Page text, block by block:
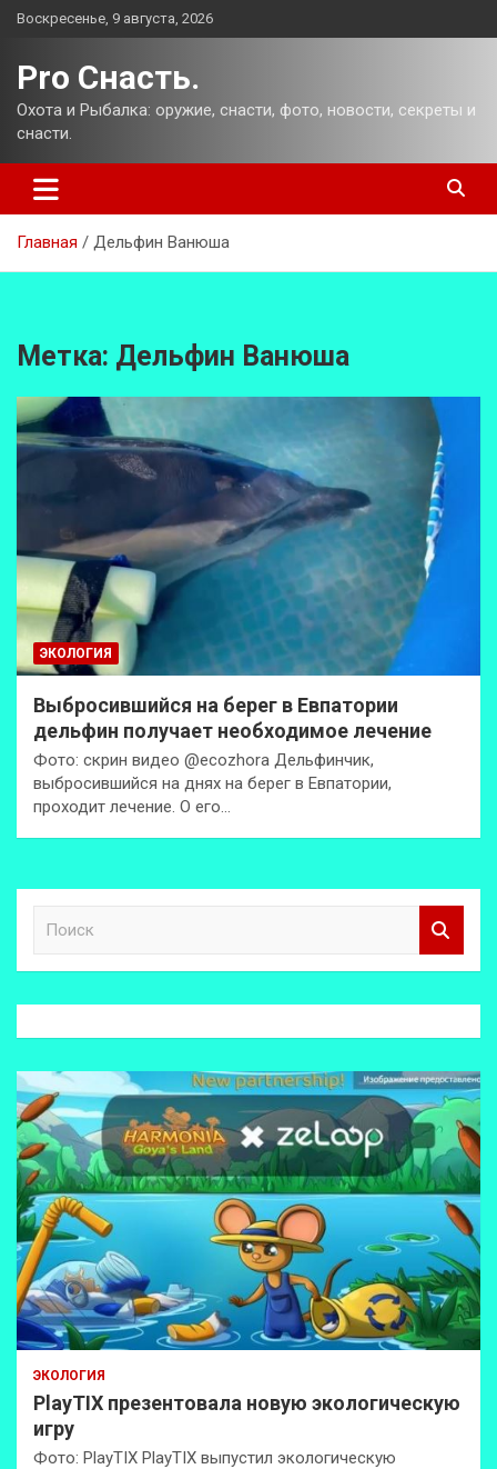
Перейти
Воскресенье, 9 августа, 2026
Pro Снасть.
Охота и Рыбалка: оружие, снасти, фото, новости, секреты и
снасти.
Главная Дельфин Ванюша
Метка: Дельфин Ванюша
ЭКОЛОГИЯ
Выбросившийся на берег в Евпатории
дельфин получает необходимое лечение
Фото: скрин видео @ecozhora Дельфинчик,
выбросившийся на днях на берег в Евпатории,
проходит лечение. О его…
к
ЭКОЛОГИЯ
PlayTIX презентовала новую экологическую
игру
Фото: PlayTIX PlayTIX выпустил экологическую